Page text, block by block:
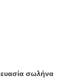
σωλήνα